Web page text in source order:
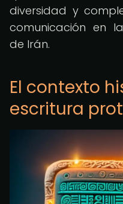
diversidad y
comunicación en
de Irán.
El contexto
escritura